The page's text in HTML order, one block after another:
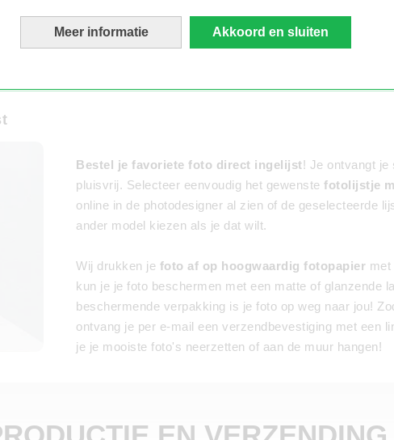
Meer informatie Akkoord en sluiten
verwisselen. De lijsten kunnen direct bij je foto worden
Bestel je favoriete foto direct ingelijst! Je ontvangt je
pluisvrij. Selecteer eenvoudig het gewenstefotolijstje
online in de photodesigner al zien of de geselecteerde
ander model kiezen als je dat wilt.
Wij drukken je foto af op hoogwaardig fotopapier
kun je je foto beschermen met een matte of glanzende
beschermende verpakking is je foto op weg naar jou!
ontvang je per e-mail een verzendbevestiging met een
je je mooiste foto's neerzetten of aan de muur hangen!